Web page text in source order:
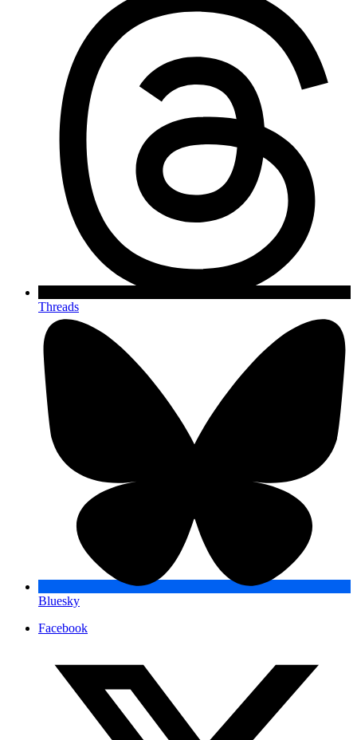
Threads
Bluesky
Facebook